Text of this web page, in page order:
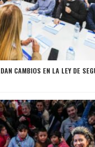
CAMBIOS EN LA LEY DE